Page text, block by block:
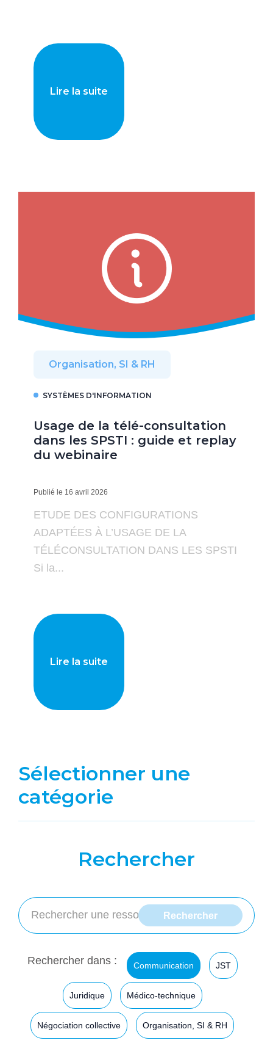
Lire la suite
Organisation, SI & RH
SYSTÈMES D'INFORMATION
Usage de la télé-consultation
dans les SPSTI : guide et replay
du webinaire
Publié le 16 avril 2026
ETUDE DES CONFIGURATIONS
ADAPTÉES À L’USAGE DE LA
TÉLÉCONSULTATION DANS LES SPSTI
Si la...
Lire la suite
Sélectionner une
catégorie
Rechercher
Rechercher dans : Communication JST
Juridique Médico-technique
Négociation collective Organisation, SI & RH